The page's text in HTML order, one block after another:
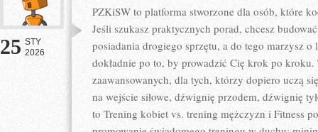
25 STY
2026
PZKiSW to platforma stworzone dla osób, które
Jeśli szukasz praktycznych porad, chcesz
posiadania drogiego sprzętu, a do tego marzysz o
dokładnie po to, by prowadzić Cię krok po
zaawansowanych, dla tych, którzy dopiero uczą
na wejście siłowe, dźwignię przodem, dźwignię
to Trening kobiet vs. trening mężczyzn i Fitness